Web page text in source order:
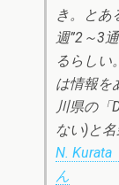
き。とあ
週”2～3
るらしい
は情報を
川県の「
ない)と名
N. Kurata
ん